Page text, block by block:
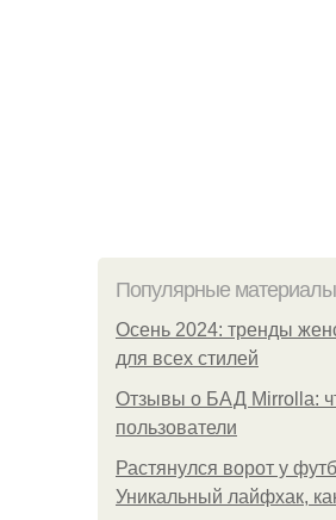
Популярные материалы
Осень 2024: тренды
для всех стилей
Отзывы о БАД Mirrolla:
пользователи
Растянулся ворот у
Уникальный лайфхак,